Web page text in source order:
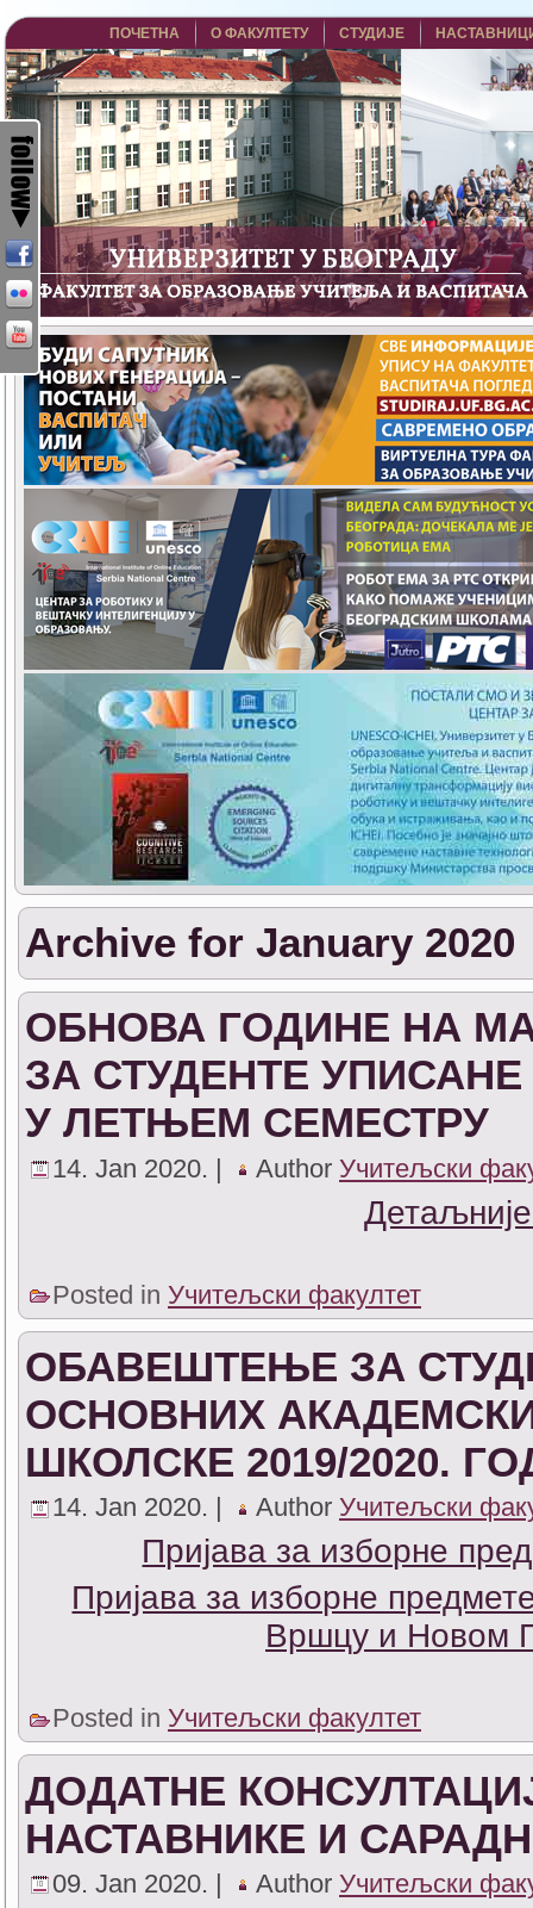
ПОЧЕТНА О ФАКУЛТЕТУ СТУДИЈЕ
Archive for January 2020
ОБНОВА ГОДИНЕ НА
ЗА СТУДЕНТЕ УПИСАНЕ
У ЛЕТЊЕМ СЕМЕСТРУ
14. Jan 2020. | Author Учитељски
Posted in Учитељски факултет
ОБАВЕШТЕЊЕ ЗА
ОСНОВНИХ
ШКОЛСКЕ 2019/2020.
14. Jan 2020. | Author Учитељски
Пријава за изборне
Пријава за изборне
Вршцу и Новом
Posted in Учитељски факултет
ДОДАТНЕ
НАСТАВНИКЕ И
09. Jan 2020. | Author Учитељски